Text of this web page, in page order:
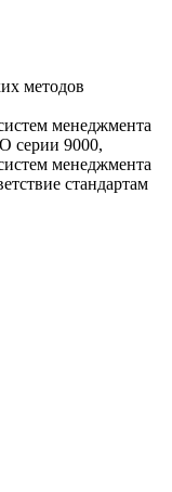
методов
менеджмента
серии 9000,
менеджмента
стандартам